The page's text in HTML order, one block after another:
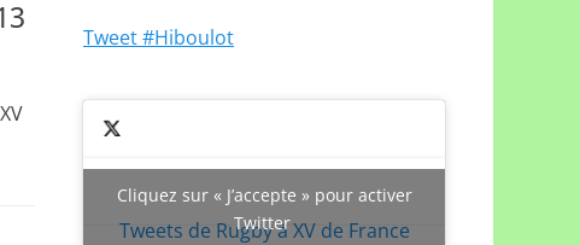
par
Tweet #Hiboulot
Tweets de Rugby à XV de France
Cliquez sur « J’accepte » pour activer
Twitter